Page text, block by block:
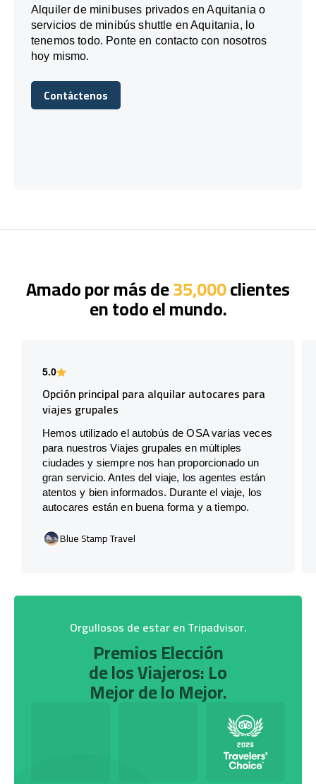
Alquiler de minibuses privados en Aquitania o
servicios de minibús shuttle en Aquitania, lo
tenemos todo. Ponte en contacto con nosotros
hoy mismo.
Contáctenos
Contáctenos
Amado por más de35,000clientes
en todo el mundo.
5.0
Opción principal para alquilar autocares para
viajes grupales
Hemos utilizado el autobús de OSA varias veces
para nuestros Viajes grupales en múltiples
ciudades y siempre nos han proporcionado un
gran servicio. Antes del viaje, los agentes están
atentos y bien informados. Durante el viaje, los
autocares están en buena forma y a tiempo.
Blue Stamp Travel
Orgullosos de estar en Tripadvisor.
Premios Elección
de los Viajeros: Lo
Mejor de lo Mejor.